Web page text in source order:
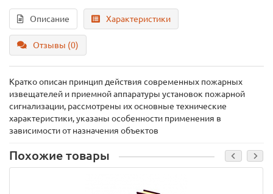
Описание Характеристики
Отзывы (0)
Кратко описан принцип действия современных пожарных
извещателей и приемной аппаратуры установок пожарной
сигнализации, рассмотрены их основные технические
характеристики, указаны особенности применения в
зависимости от назначения объектов
Похожие товары